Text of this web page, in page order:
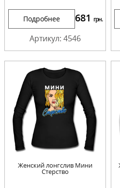
Подробнее 681 грн.
Артикул: 4546
Женский лонгслив Мини
Стерство